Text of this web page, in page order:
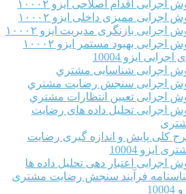
اجرایی اقدام اصلاحی ایزو ۱۰۰۰۲
اجرایی ممیزی داخلی ایزو ۱۰۰۰۲
اجرایی بازنگری مدیریت ایزو ۱۰۰۰۲
اجرایی بهبود مستمر ایزو ۱۰۰۰۲
ایزو 10004
اجرایی شناسایی مشتري
اجرایی سنجش رضایت مشتري
اجرایی تعیین انتظارات مشتري
اجرایی تحلیل داده های رضایت
کلی پایش و اندازه گیری رضایت
ایزو 10004
اجرایی اعتبار دهی تحلیل داده ها
فرآیند سنجش رضایت مشتری